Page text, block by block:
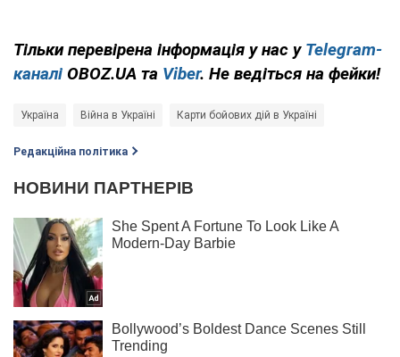
Тільки перевірена інформація у нас у Telegram-
каналі OBOZ.UA та Viber. Не ведіться на фейки!
Україна Війна в Україні Карти бойових дій в Україні
Редакційна політика